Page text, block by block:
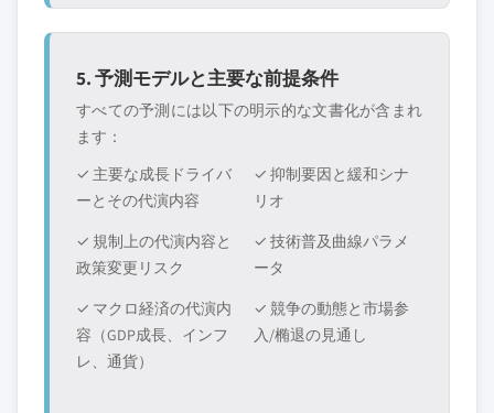
5. 予測モデルと主要な前提条件
すべての予測には以下の明示的な文書化が含まれ
ます：
✓ 主要な成長ドライバ
ーとその代演内容
✓ 抑制要因と緩和シナ
リオ
✓ 規制上の代演内容と
政策変更リスク
✓ 技術普及曲線パラメ
ータ
✓ マクロ経済の代演内
容（GDP成長、インフ
レ、通貨）
✓ 競争の動態と市場参
入/椭退の見通し